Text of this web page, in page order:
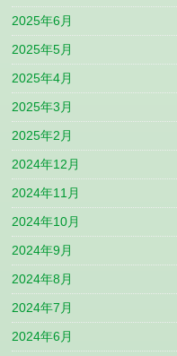
2025年6月
2025年5月
2025年4月
2025年3月
2025年2月
2024年12月
2024年11月
2024年10月
2024年9月
2024年8月
2024年7月
2024年6月